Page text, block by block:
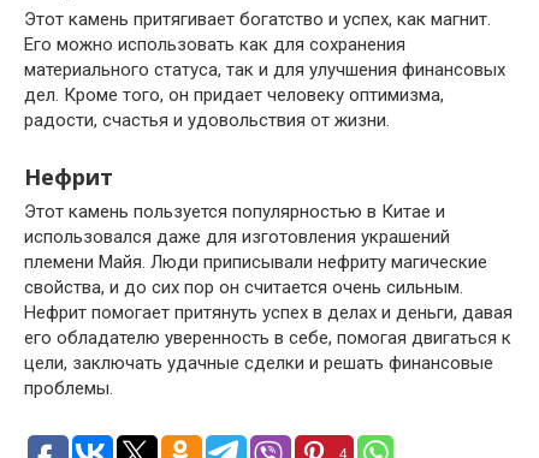
Этот камень притягивает богатство и успех, как магнит.
Его можно использовать как для сохранения
материального статуса, так и для улучшения финансовых
дел. Кроме того, он придает человеку оптимизма,
радости, счастья и удовольствия от жизни.
Нефрит
Этот камень пользуется популярностью в Китае и
использовался даже для изготовления украшений
племени Майя. Люди приписывали нефриту магические
свойства, и до сих пор он считается очень сильным.
Нефрит помогает притянуть успех в делах и деньги, давая
его обладателю уверенность в себе, помогая двигаться к
цели, заключать удачные сделки и решать финансовые
проблемы.
4